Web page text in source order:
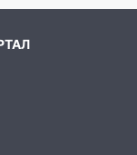
14
сбил 18-